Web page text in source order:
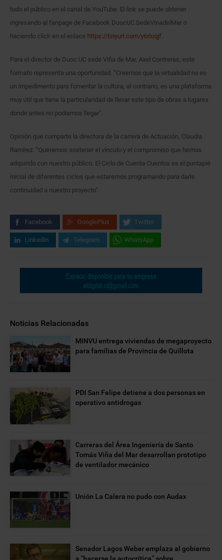
todo el público en el canal de YouTube. El link se puede obtener
ingresando al fanpage de Facebook DuocUC.SedeVinadelMar o
haciendo click en el enlace https://tinyurl.com/y6rluqjf
Para el director de Duoc UC sede Viña de Mar, Axel Contreras, este
formato representa una oportunidad. “Creemos que la virtualidad no es
un impedimento para fomentar la cultura, al contrario, es una plataforma
muy útil que tiene la particularidad de llevar este tipo de obras a lugares
donde antes no podíamos llegar”.
Opinión que comparte la directora de la carrera de Actuación, Claudia
Ramírez. “Queremos sostener el vínculo y el compromiso que hemos
adquirido con nuestro público. El Ciclo de Cuenta Cuentos es el puntapié
inicial de diferentes ciclos que estaremos programando para darle
continuidad a nuestro proyecto”.
Facebook GooglePlus Twitter
Linkedin Telegram WhatsApp
Noticias Relacionadas
MINVU entrega viviendas de megaproyecto
para familias de Provincia de Quillota
PDI San Felipe detiene a dos personas en
operativo antidrogas
Carreras del Área Ingeniería de Santo
Tomás Viña del Mar desarrollan prototipo
de ventilador mecánico
Unión La Calera no pudo con Audax
Senador Lagos Weber emplaza al gobierno
a “hacerse la autocrítica” sobre